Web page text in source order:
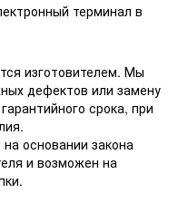
терминал в
изготовителем. Мы
дефектов или замену
срока, при
основании закона
и возможен на